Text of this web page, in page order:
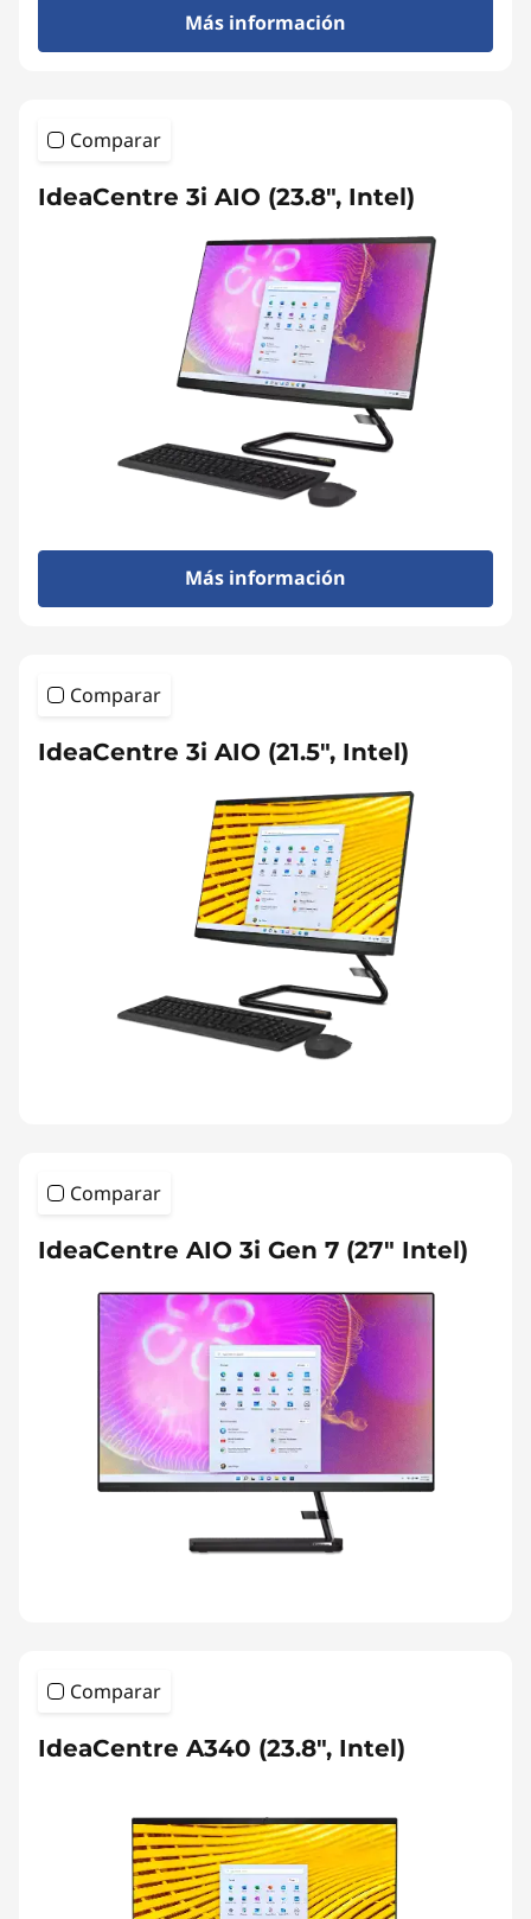
Más información
Comparar
IdeaCentre 3i AIO (23.8", Intel)
Más información
Comparar
IdeaCentre 3i AIO (21.5", Intel)
Comparar
IdeaCentre AIO 3i Gen 7 (27" Intel)
Comparar
IdeaCentre A340 (23.8", Intel)